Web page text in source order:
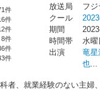
件
件
件
8件
件
件
放送局
フ
クール
期間
時間帯
水曜
出演
竜星
也...
者、就業経験のない主婦